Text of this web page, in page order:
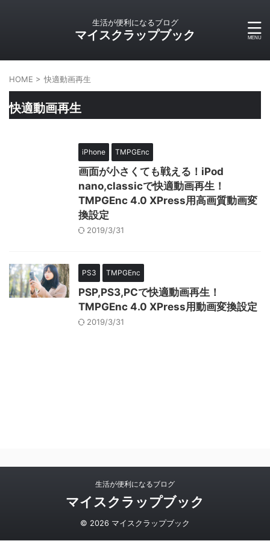
生活が便利になるブログ
マイスクラップブック
HOME > 快適動画再生
快適動画再生
iPhone TMPGEnc
画面が小さくても戦える！iPod
nano,classicで快適動画再生！
TMPGEnc 4.0 XPress用高画質動画変
換設定
2019/3/31
PS3 TMPGEnc
PSP,PS3,PCで快適動画再生！
TMPGEnc 4.0 XPress用動画変換設定
2019/3/31
生活が便利になるブログ
マイスクラップブック
© 2026 マイスクラップブック